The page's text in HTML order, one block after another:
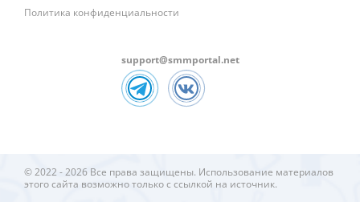
Политика конфиденциальности
support@smmportal.net
© 2022 - 2026 Все права защищены. Использование материалов
этого сайта возможно только с ссылкой на источник.